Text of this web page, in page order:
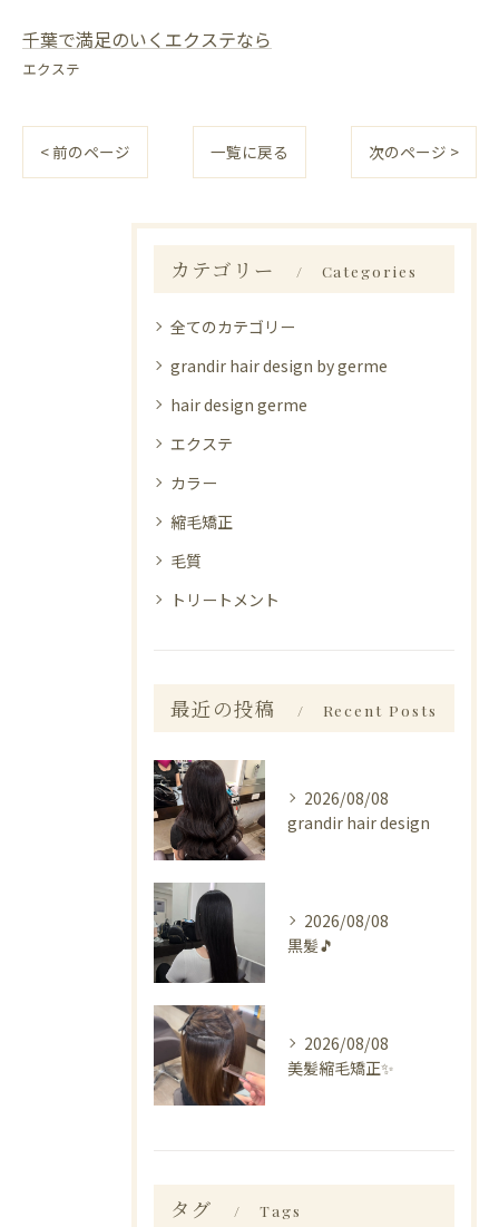
千葉で満足のいくエクステなら
エクステ
< 前のページ 一覧に戻る 次のページ >
カテゴリー Categories
全てのカテゴリー
grandir hair design by germe
hair design germe
エクステ
カラー
縮毛矯正
毛質
トリートメント
最近の投稿 Recent Posts
2026/08/08
grandir hair design
2026/08/08
黒髪🎵
2026/08/08
美髪縮毛矯正✨️
タグ Tags